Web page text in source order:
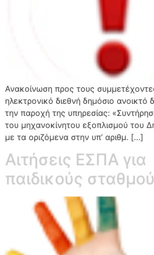
Ανακοίνωση προς τους
ηλεκτρονικό διεθνή δημόσιο ανοικτό
την παροχή της υπηρεσίας:
του μηχανοκίνητου εξοπλισμού του
με τα οριζόμενα στην υπ’ αριθμ. […]
Αιτήσεις ΕΣΠΑ για
παιδικούς